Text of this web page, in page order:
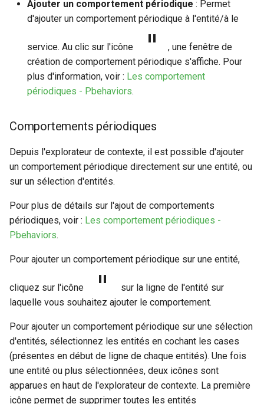
Ajouter un comportement périodique : Permet
d'ajouter un comportement périodique à l'entité/à le
service. Au clic sur l'icône
, une fenêtre de
création de comportement périodique s'affiche. Pour
plus d'information, voir : Les comportement
périodiques - Pbehaviors.
Comportements périodiques
Depuis l'explorateur de contexte, il est possible d'ajouter
un comportement périodique directement sur une entité, ou
sur un sélection d'entités.
Pour plus de détails sur l'ajout de comportements
périodiques, voir : Les comportement périodiques -
Pbehaviors.
Pour ajouter un comportement périodique sur une entité,
cliquez sur l'icône
sur la ligne de l'entité sur
laquelle vous souhaitez ajouter le comportement.
Pour ajouter un comportement périodique sur une sélection
d'entités, sélectionnez les entités en cochant les cases
(présentes en début de ligne de chaque entités). Une fois
une entité ou plus sélectionnées, deux icônes sont
apparues en haut de l'explorateur de contexte. La première
icône permet de supprimer toutes les entités